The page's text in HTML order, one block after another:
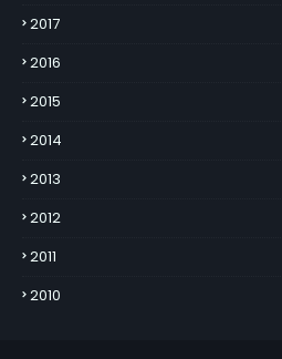
2017
2016
2015
2014
2013
2012
2011
2010